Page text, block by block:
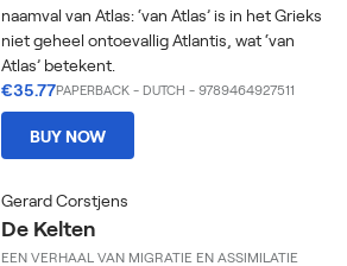
naamval van Atlas: ‘van Atlas’ is in het Grieks
niet geheel ontoevallig Atlantis, wat ‘van
Atlas’ betekent.
€35.77PAPERBACK - DUTCH - 9789464927511
BUY NOW
Gerard Corstjens
De Kelten
EEN VERHAAL VAN MIGRATIE EN ASSIMILATIE